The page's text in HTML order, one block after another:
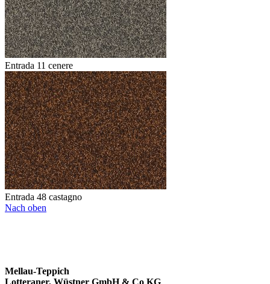
Entrada 11 cenere
Entrada 48 castagno
Nach oben
Mellau-Teppich